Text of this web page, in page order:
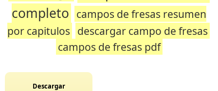
completo campos de fresas resumen
por capitulos descargar campo de fresas
campos de fresas pdf
Descargar